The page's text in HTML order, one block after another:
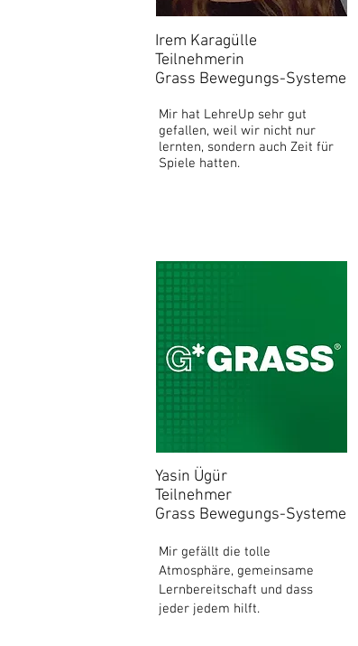
Irem Karagülle
Teilnehmerin
Grass Bewegungs-Systeme
Mir hat LehreUp sehr gut
gefallen, weil wir nicht nur
lernten, sondern auch Zeit für
Spiele hatten.
Yasin Ügür
Teilnehmer
Grass Bewegungs-Systeme
Mir gefällt die tolle
Atmosphäre, gemeinsame
Lernbereitschaft und dass
jeder jedem hilft.